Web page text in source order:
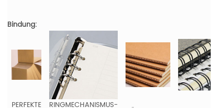
Bindung:
PERFEKTE RINGMECHANISMUS-